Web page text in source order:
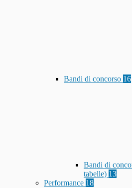
Bandi di concorso 16
Bandi di
tabelle) 13
Performance 18